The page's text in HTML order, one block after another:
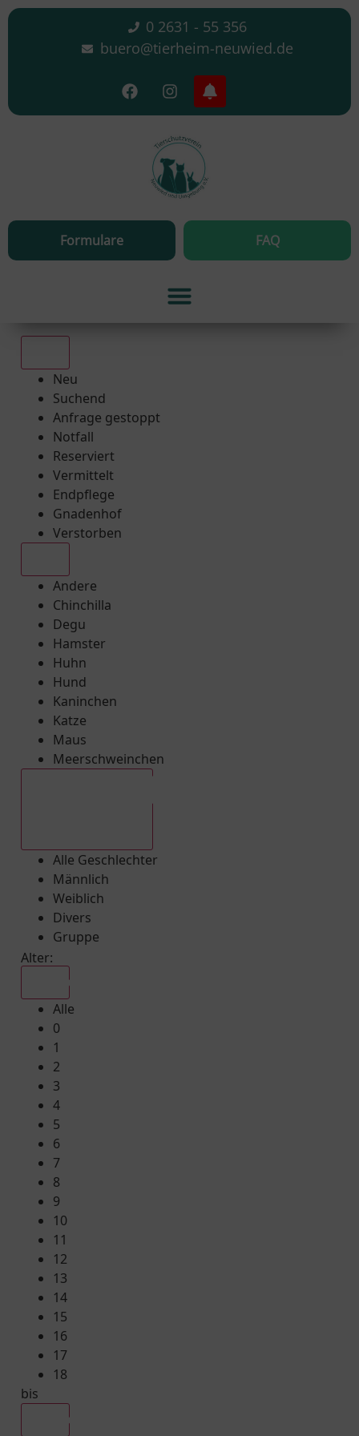
0 2631 - 55 356
buero@tierheim-neuwied.de
Formulare FAQ
Neu
Suchend
Anfrage gestoppt
Notfall
Reserviert
Vermittelt
Endpflege
Gnadenhof
Verstorben
Andere
Chinchilla
Degu
Hamster
Huhn
Hund
Kaninchen
Katze
Maus
Meerschweinchen
Alle Geschlechter
Männlich
Weiblich
Divers
Gruppe
Alter:
Alle
0
1
2
3
4
5
6
7
8
9
10
11
12
13
14
15
16
17
18
bis